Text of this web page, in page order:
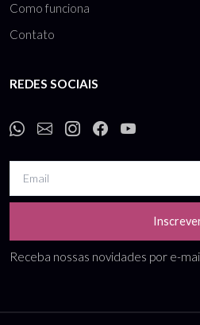
Como funciona
Contato
REDES SOCIAIS
Receba nossas novidades por e-